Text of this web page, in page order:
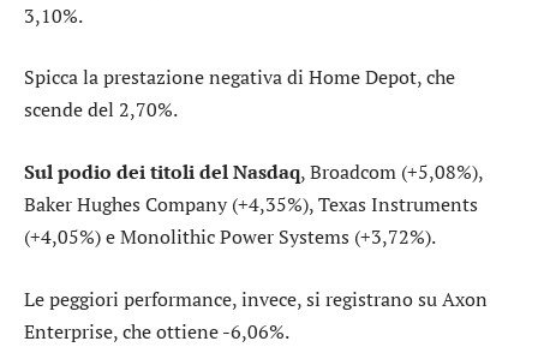
3,10%.
Spicca la prestazione negativa di Home Depot, che
scende del 2,70%.
Sul podio dei titoli del Nasdaq,Broadcom (+5,08%),
Baker Hughes Company(+4,35%),Texas Instruments
(+4,05%) eMonolithic Power Systems (+3,72%).
Le peggiori performance, invece, si registrano suAxon
Enterprise, che ottiene -6,06%.